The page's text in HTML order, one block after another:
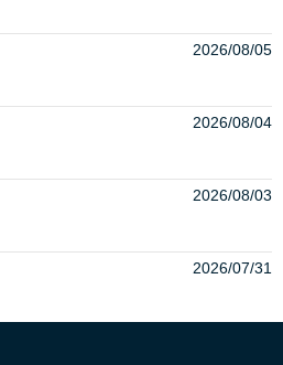
2026/08/05
2026/08/04
2026/08/03
2026/07/31